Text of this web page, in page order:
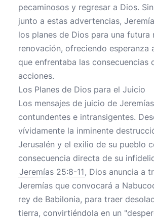
pecaminosos y regresar a Dios.
junto a estas advertencias,
los planes de Dios para una futura
renovación, ofreciendo esperanza
que enfrentaba las consecuencias
acciones.
Los Planes de Dios para el Juicio
Los mensajes de juicio de
contundentes e intransigentes.
vívidamente la inminente
Jerusalén y el exilio de su pueblo
consecuencia directa de su
Jeremías 25:8-11, Dios anuncia a
Jeremías que convocará a
rey de Babilonia, para traer
tierra, convirtiéndola en un